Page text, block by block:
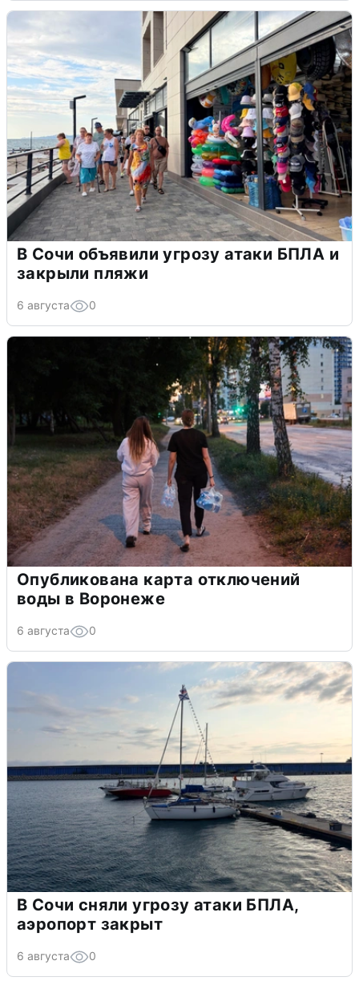
В Сочи объявили угрозу атаки БПЛА и
закрыли пляжи
6 августа 0
Опубликована карта отключений
воды в Воронеже
6 августа 0
В Сочи сняли угрозу атаки БПЛА,
аэропорт закрыт
6 августа 0